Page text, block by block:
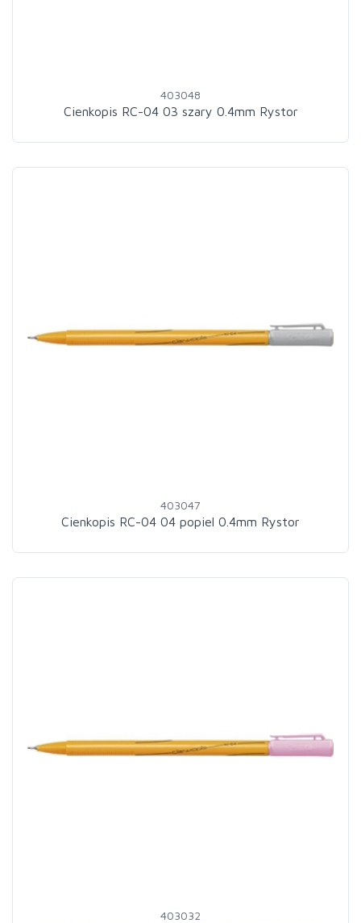
403048
Cienkopis RC-04 03 szary 0.4mm Rystor
403047
Cienkopis RC-04 04 popiel 0.4mm Rystor
403032